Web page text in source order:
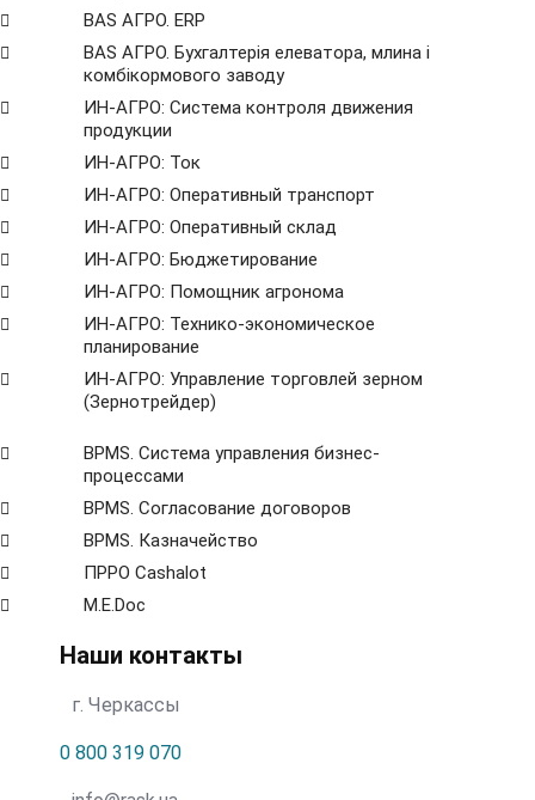
BAS АГРО. ERP
BAS АГРО. Бухгалтерія елеватора, млина і
комбікормового заводу
ИН-АГРО: Система контроля движения
продукции
ИН-АГРО: Ток
ИН-АГРО: Оперативный транспорт
ИН-АГРО: Оперативный склад
ИН-АГРО: Бюджетирование
ИН-АГРО: Помощник агронома
ИН-АГРО: Технико-экономическое
планирование
ИН-АГРО: Управление торговлей зерном
(Зернотрейдер)
ВРМS. Система управления бизнес-
процессами
BPMS. Согласование договоров
BPМS. Казначейство
ПРРО Cashalot
M.E.Doc
Наши контакты
г. Черкассы
0 800 319 070